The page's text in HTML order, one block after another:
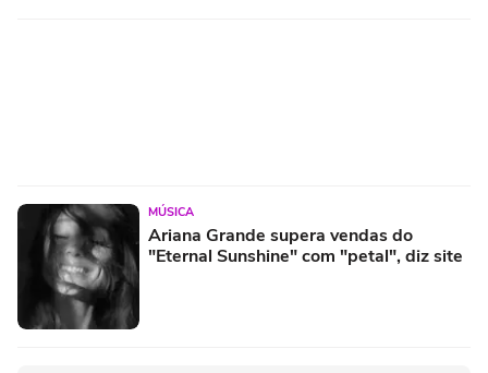
MÚSICA
Ariana Grande supera vendas do
"Eternal Sunshine" com "petal", diz site